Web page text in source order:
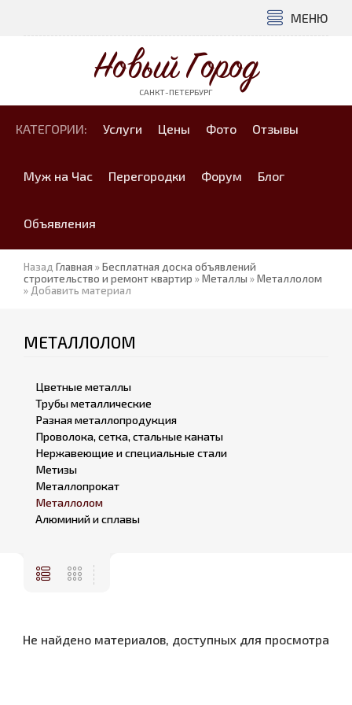
МЕНЮ
Новый Город
САНКТ-ПЕТЕРБУРГ
КАТЕГОРИИ: Услуги Цены Фото Отзывы
Муж на Час Перегородки Форум Блог
Объявления
Назад Главная »Бесплатная доска объявлений
строительство и ремонт квартир »Металлы »Металлолом
» Добавить материал
МЕТАЛЛОЛОМ
Цветные металлы
Трубы металлические
Разная металлопродукция
Проволока, сетка, стальные канаты
Нержавеющие и специальные стали
Метизы
Металлопрокат
Металлолом
Алюминий и сплавы
Не найдено материалов, доступных для просмотра